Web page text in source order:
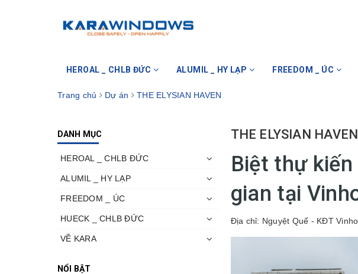
HEROAL _ CHLB ĐỨC ALUMIL _ HY LẠP FREEDOM _ ÚC
Trang chủ Dự án THE ELYSIAN HAVEN
THE ELYSIAN HAVEN
Biệt thự
gian tại
Địa chỉ: Nguyệt Quế - KĐT
DANH MỤC
HEROAL _ CHLB ĐỨC
ALUMIL _ HY LẠP
FREEDOM _ ÚC
HUECK _ CHLB ĐỨC
VỀ KARA
NỔI BẬT